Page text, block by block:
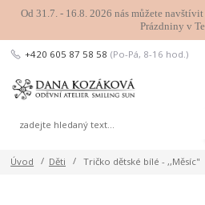
Od 31.7. - 16.8. 2026 nás můžete
Prázdniny v
+420 605 87 58 58 (Po-Pá, 8-16 hod.)
Úvod Děti Tričko dětské bílé - ,,Měsíc"